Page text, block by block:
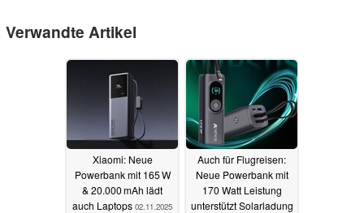
Verwandte Artikel
Xiaomi: Neue
Powerbank mit 165 W
& 20.000 mAh lädt
auch Laptops 02.11.2025
Auch für Flugreisen:
Neue Powerbank mit
170 Watt Leistung
unterstützt Solarladung